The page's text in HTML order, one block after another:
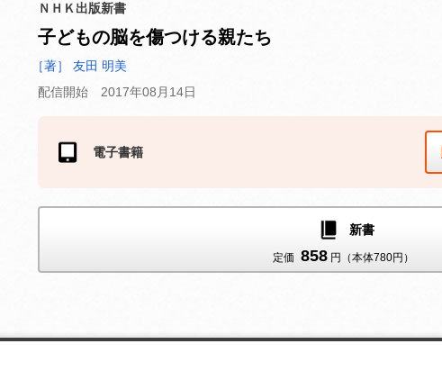
ＮＨＫ出版新書
子どもの脳を傷つける親たち
［著］ 友田 明美
配信開始 2017年08月14日
電子書籍
新書
定価 858 円（本体780円）